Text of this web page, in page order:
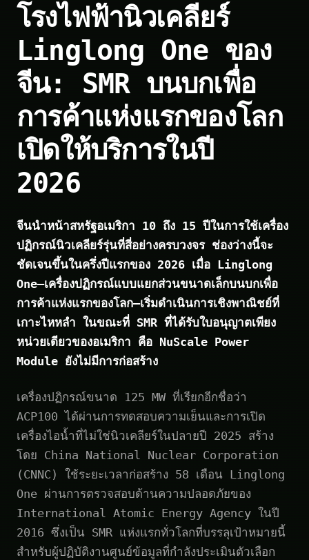
โรงไฟฟ้านิวเคลียร์
Linglong One ของ
จีน: SMR บนบกเพื่อ
การค้าแห่งแรกของโลก
เปิดให้บริการในปี
2026
จีนนำหน้าสหรัฐอเมริกา 10 ถึง 15 ปีในการใช้เครื่อง
ปฏิกรณ์นิวเคลียร์รุ่นที่สี่อย่างครบวงจร ช่องว่างนี้จะ
ชัดเจนขึ้นในครึ่งปีแรกของ 2026 เมื่อ Linglong
One—เครื่องปฏิกรณ์แบบแยกส่วนขนาดเล็กบนบกเพื่อ
การค้าแห่งแรกของโลก—เริ่มดำเนินการเชิงพาณิชย์ที่
เกาะไหหลำ ในขณะที่ SMR ที่ได้รับใบอนุญาตเพียง
หน่วยเดียวของอเมริกา คือ NuScale Power
Module ยังไม่มีการก่อสร้าง
เครื่องปฏิกรณ์ขนาด 125 MW ที่เรียกอีกชื่อว่า
ACP100 ได้ผ่านการทดสอบความเย็นและการเปิด
เครื่องไอน้ำที่ไม่ใช่นิวเคลียร์ในปลายปี 2025 สร้าง
โดย China National Nuclear Corporation
(CNNC) ใช้ระยะเวลาก่อสร้าง 58 เดือน Linglong
One ผ่านการตรวจสอบด้านความปลอดภัยของ
International Atomic Energy Agency ในปี
2016 ซึ่งเป็น SMR แห่งแรกทั่วโลกที่บรรลุเป้าหมายนี้
สำหรับผู้ปฏิบัติงานศูนย์ข้อมูลที่กำลังประเมินตัวเลือก